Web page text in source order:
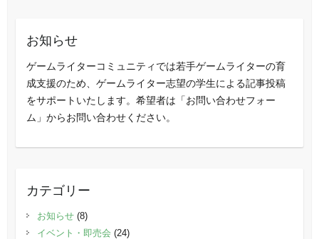
お知らせ
ゲームライターコミュニティでは若手ゲームライターの育
成支援のため、ゲームライター志望の学生による記事投稿
をサポートいたします。希望者は「お問い合わせフォー
ム」からお問い合わせください。
カテゴリー
お知らせ(8)
イベント・即売会 (24)